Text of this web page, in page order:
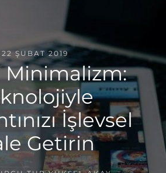
22 ŞUBAT 2019
Minimalizm:
İşlevsel
Getirin